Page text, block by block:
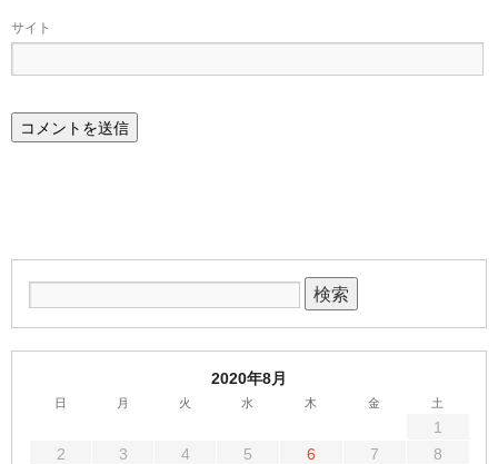
サイト
2020年8月
日 月 火 水 木 金 土
1
2
3 4 5 6 7
8